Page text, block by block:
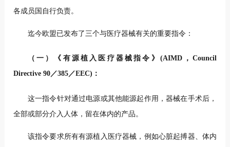
各成员国自行负责。
迄今欧盟已发布了三个与医疗器械有关的重要指令：
（一）《有源植入医疗器械指令》(AIMD，Council
Directive 90／385／EEC)：
这一指令针对通过电源或其他能源起作用，器械在手术后，
全部或部分介入人体，留在体内的产品。
该指令要求所有有源植入医疗器械，例如心脏起搏器、体内